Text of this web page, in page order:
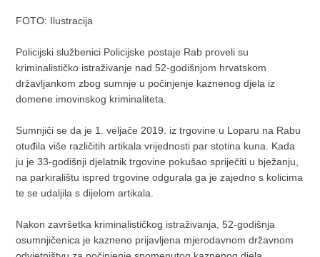
FOTO: Ilustracija
Policijski službenici Policijske postaje Rab proveli su
kriminalističko istraživanje nad 52-godišnjom hrvatskom
državljankom zbog sumnje u počinjenje kaznenog djela iz
domene imovinskog kriminaliteta.
Sumnjiči se da je 1. veljače 2019. iz trgovine u Loparu na Rabu
otuđila više različitih artikala vrijednosti par stotina kuna. Kada
ju je 33-godišnji djelatnik trgovine pokušao spriječiti u bježanju,
na parkiralištu ispred trgovine odgurala ga je zajedno s kolicima
te se udaljila s dijelom artikala.
Nakon završetka kriminalističkog istraživanja, 52-godišnja
osumnjičenica je kazneno prijavljena mjerodavnom državnom